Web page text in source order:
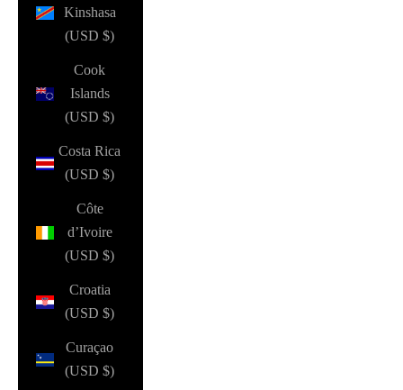
Kinshasa
(USD $)
Cook
Islands
(USD $)
Costa Rica
(USD $)
Côte
d’Ivoire
(USD $)
Croatia
(USD $)
Curaçao
(USD $)